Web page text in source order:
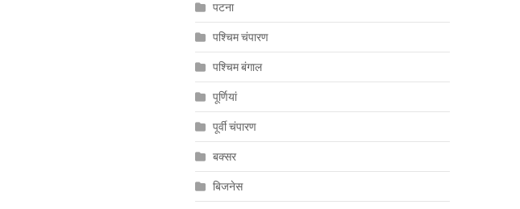
पटना
पश्चिम चंपारण
पश्चिम बंगाल
पूर्णियां
पूर्वी चंपारण
बक्सर
बिजनेस